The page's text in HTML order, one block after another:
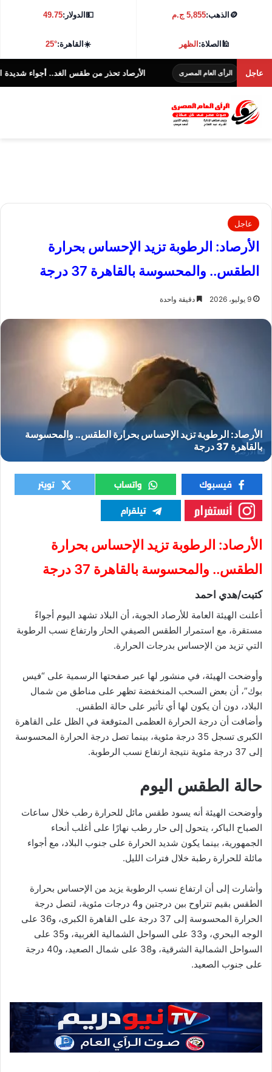
🪙 الذهب:5,855 ج.م 💵الدولار:49.75
🕌الصلاة:الظهر ☀️القاهرة:25°
عاجل
الرأى العام المصرى الأرصاد تحذر من طقس الغد.. أجواء شديدة الحرارة و38 درجة بالقاهرة
عاجل
الأرصاد: الرطوبة تزيد الإحساس بحرارة
الطقس.. والمحسوسة بالقاهرة 37 درجة
9 يوليو، 2026 دقيقة واحدة
الأرصاد
الأرصاد: الرطوبة تزيد الإحساس بحرارة
الطقس.. والمحسوسة بالقاهرة 37 درجة
كتبت/هدي احمد
أعلنت الهيئة العامة للأرصاد الجوية، أن البلاد تشهد اليوم أجواءً
مستقرة، مع استمرار الطقس الصيفي الحار وارتفاع نسب الرطوبة
التي تزيد من الإحساس بدرجات الحرارة.
وأوضحت الهيئة، في منشور لها عبر صفحتها الرسمية على “فيس
بوك”، أن بعض السحب المنخفضة تظهر على مناطق من شمال
البلاد، دون أن يكون لها أي تأثير على حالة الطقس.
وأضافت أن درجة الحرارة العظمى المتوقعة في الظل على القاهرة
الكبرى تسجل 35 درجة مئوية، بينما تصل درجة الحرارة المحسوسة
إلى 37 درجة مئوية نتيجة ارتفاع نسب الرطوبة.
حالة الطقس اليوم
وأوضحت الهيئة أنه يسود طقس مائل للحرارة رطب خلال ساعات
الصباح الباكر، يتحول إلى حار رطب نهارًا على أغلب أنحاء
الجمهورية، بينما يكون شديد الحرارة على جنوب البلاد، مع أجواء
مائلة للحرارة رطبة خلال فترات الليل.
وأشارت إلى أن ارتفاع نسب الرطوبة يزيد من الإحساس بحرارة
الطقس بقيم تتراوح بين درجتين و4 درجات مئوية، لتصل درجة
الحرارة المحسوسة إلى 37 درجة على القاهرة الكبرى، و36 على
الوجه البحري، و33 على السواحل الشمالية الغربية، و35 على
السواحل الشمالية الشرقية، و38 على شمال الصعيد، و40 درجة
على جنوب الصعيد.